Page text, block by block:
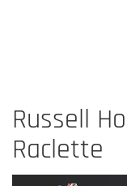
Russell
Raclette